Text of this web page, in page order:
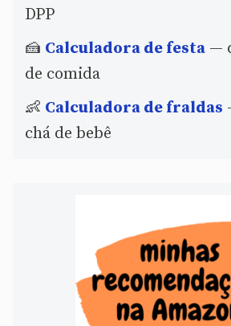
DPP
🍰 Calculadora de festa —
de comida
👶 Calculadora de fraldas
chá de bebê